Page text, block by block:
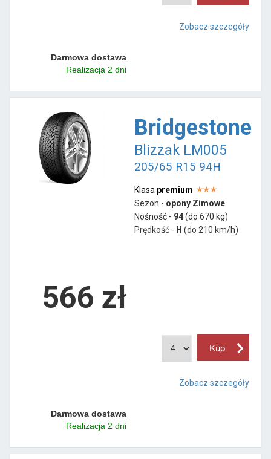
Zobacz szczegóły
Darmowa dostawa
Realizacja 2 dni
Bridgestone
Blizzak LM005
205/65 R15 94H
Klasa premium
Sezon - opony Zimowe
Nośność - 94(do 670 kg)
Prędkość - H (do 210 km/h)
566 zł
Zobacz szczegóły
Darmowa dostawa
Realizacja 2 dni